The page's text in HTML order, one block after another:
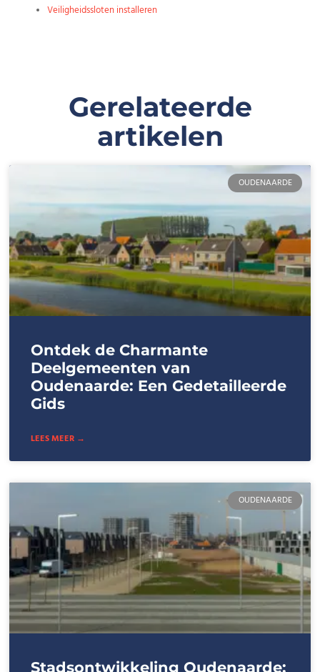
Veiligheidssloten installeren
Gerelateerde
artikelen
OUDENAARDE
Ontdek de Charmante
Deelgemeenten van
Oudenaarde: Een Gedetailleerde
Gids
LEES MEER →
OUDENAARDE
Stadsontwikkeling Oudenaarde: